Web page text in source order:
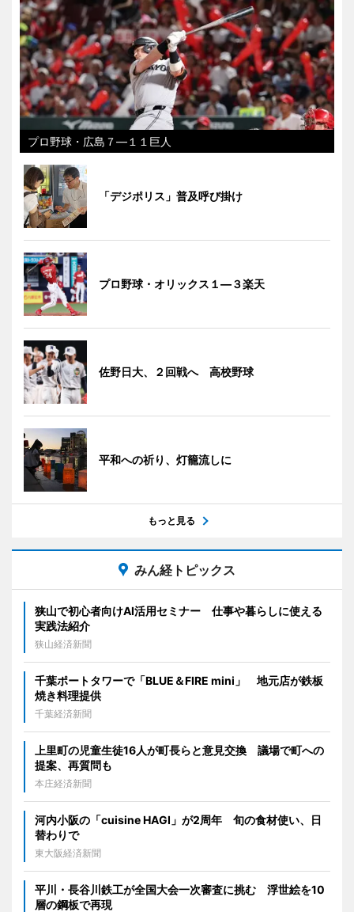
プロ野球・広島７―１１巨人
「デジポリス」普及呼び掛け
プロ野球・オリックス１―３楽天
佐野日大、２回戦へ 高校野球
平和への祈り、灯籠流しに
もっと見る
みん経トピックス
狭山で初心者向けAI活用セミナー 仕事や暮らしに使える
実践法紹介
狭山経済新聞
千葉ポートタワーで「BLUE＆FIRE mini」 地元店が鉄板
焼き料理提供
千葉経済新聞
上里町の児童生徒16人が町長らと意見交換 議場で町への
提案、再質問も
本庄経済新聞
河内小阪の「cuisine HAGI」が2周年 旬の食材使い、日
替わりで
東大阪経済新聞
平川・長谷川鉄工が全国大会一次審査に挑む 浮世絵を10
層の鋼板で再現